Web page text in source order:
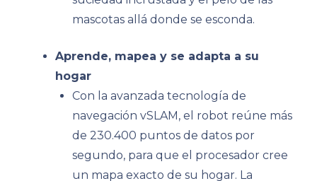
mascotas allá donde se esconda.
Aprende, mapea y se adapta a su
hogar
Con la avanzada tecnología de
navegación vSLAM, el robot reúne más
de 230.400 puntos de datos por
segundo, para que el procesador cree
un mapa exacto de su hogar. La